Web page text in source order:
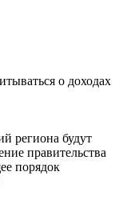
о доходах
региона будут
правительства
порядок